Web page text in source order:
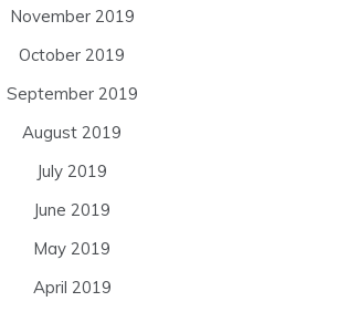
November 2019
October 2019
September 2019
August 2019
July 2019
June 2019
May 2019
April 2019